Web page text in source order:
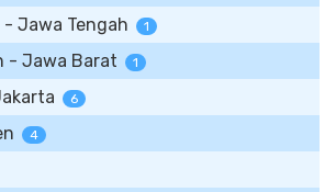
- Jawa Tengah 1
- Jawa Barat 1
6
4